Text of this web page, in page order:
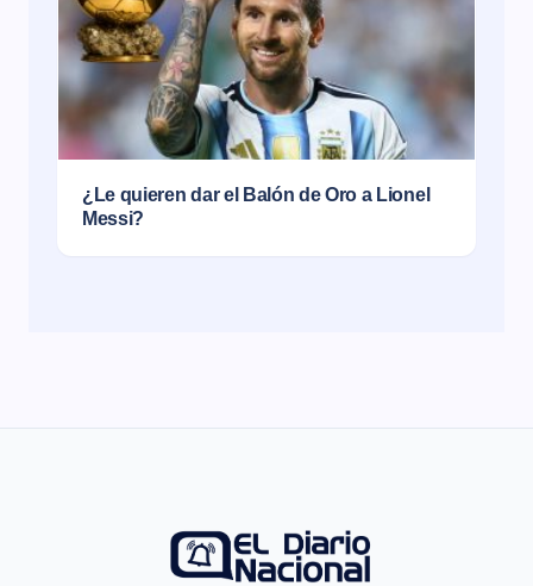
¿Le quieren dar el Balón de Oro a Lionel
Messi?